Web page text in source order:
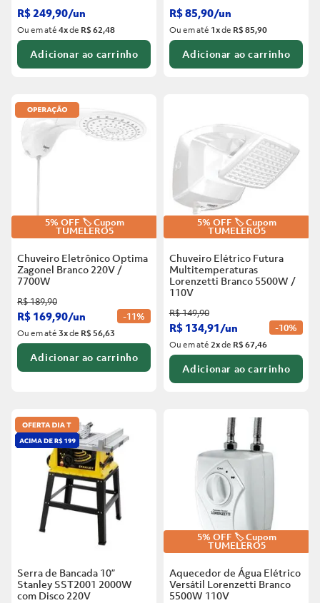
R$249,90/un
Ou em até4xde R$ 62,48
Adicionar ao carrinho
R$85,90/un
Ou em até 1xde R$ 85,90
Adicionar ao carrinho
5% OFF 🏷️ Cupom
TUMELERO5
Chuveiro Eletrônico Optima
Zagonel Branco 220V /
7700W
R$189,90
R$ 169,90/un -11%
Ou em até3xde R$ 56,63
Adicionar ao carrinho
5% OFF 🏷️ Cupom
TUMELERO5
Chuveiro Elétrico Futura
Multitemperaturas
Lorenzetti Branco 5500W /
110V
R$149,90
R$ 134,91/un -10%
Ou em até2xde R$ 67,46
Adicionar ao carrinho
Serra de Bancada 10”
Stanley SST2001 2000W
com Disco 220V
5% OFF 🏷️ Cupom
TUMELERO5
Aquecedor de Água Elétrico
Versátil Lorenzetti Branco
5500W 110V